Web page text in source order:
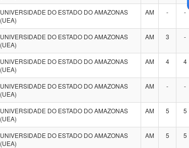
UNIVERSIDADE DO ESTADO DO AMAZONAS
(UEA)
AM - -
UNIVERSIDADE DO ESTADO DO AMAZONAS
(UEA)
AM 3 -
UNIVERSIDADE DO ESTADO DO AMAZONAS
(UEA)
AM 4 4
UNIVERSIDADE DO ESTADO DO AMAZONAS
(UEA)
AM - -
UNIVERSIDADE DO ESTADO DO AMAZONAS
(UEA)
AM 5 5
UNIVERSIDADE DO ESTADO DO AMAZONAS
(UEA)
AM 5 5